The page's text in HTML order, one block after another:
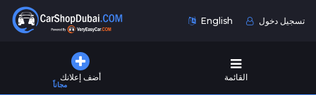
English تسجيل دخول
أضف إعلانك
مجاناً
القائمة